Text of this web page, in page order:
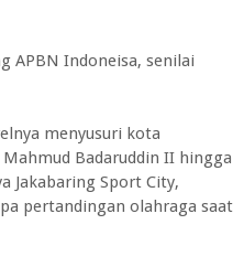
APBN Indoneisa, senilai
menyusuri kota
Badaruddin II hingga
Jakabaring Sport City,
pertandingan olahraga saat